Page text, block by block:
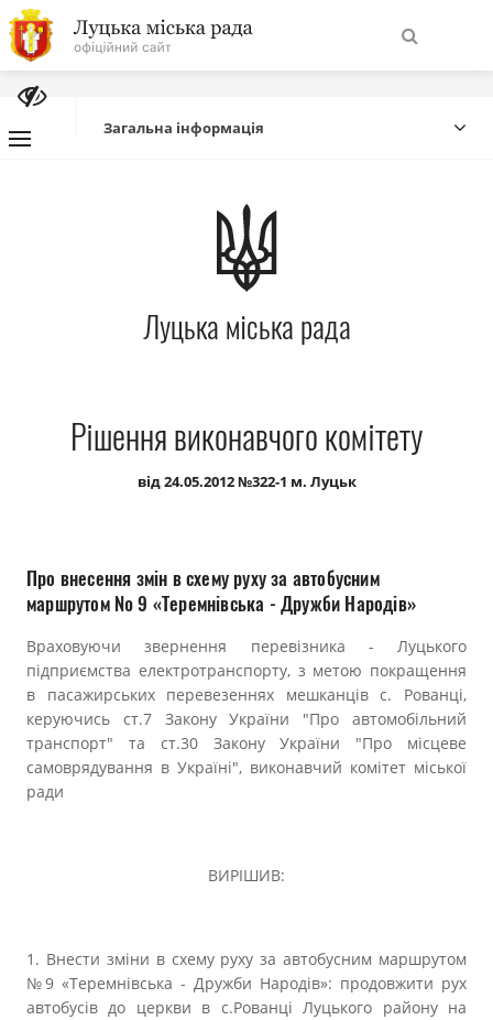
На
головну
Про місто
Міська влада
Міська рада
Публічна інформація
Документи
Загальна інформація
Луцька міська рада
Рішення виконавчого комітету
від 24.05.2012 №322-1 м. Луцьк
Про внесення змін в схему руху за автобусним
маршрутом № 9 «Теремнівська - Дружби Народів»
Враховуючи звернення перевізника - Луцького
підприємства електротранспорту, з метою покращення
в пасажирських перевезеннях мешканців с. Рованці,
керуючись cт.7 Закону України "Про автомобільний
транспорт" та ст.30 Закону України "Про місцеве
самоврядування в Україні", виконавчий комітет міської
ради
ВИРІШИВ:
1. Внести зміни в схему руху за автобусним маршрутом
№9 «Теремнівська - Дружби Народів»: продовжити рух
автобусів до церкви в с.Рованці Луцького району на